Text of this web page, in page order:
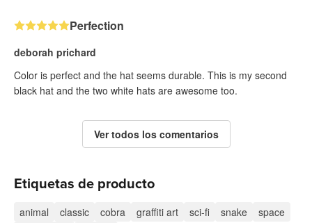
Perfection
deborah prichard
Color is perfect and the hat seems durable. This is my second
black hat and the two white hats are awesome too.
Ver todos los comentarios
Etiquetas de producto
animal classic cobra graffiti art sci-fi snake
space